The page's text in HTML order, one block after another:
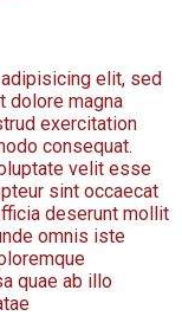
elit, sed
dolore magna
exercitation
consequat.
velit esse
sint occaecat
deserunt mollit
omnis iste
quae ab illo